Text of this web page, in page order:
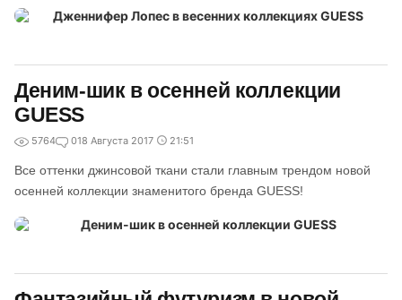
Деним-шик в осенней коллекции
GUESS
5764 018 Августа 2017 21:51
Все оттенки джинсовой ткани стали главным трендом новой
осенней коллекции знаменитого бренда GUESS!